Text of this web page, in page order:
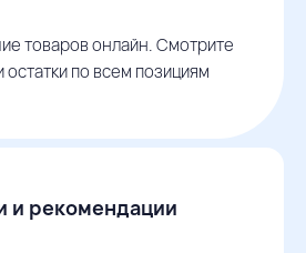
товаров онлайн. Смотрите
по всем позициям
и рекомендации